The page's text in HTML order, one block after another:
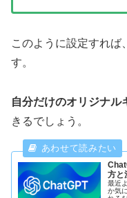
このように設定すれば
す。
自分だけのオリジナル
きるでしょう。
方と
最近
か気